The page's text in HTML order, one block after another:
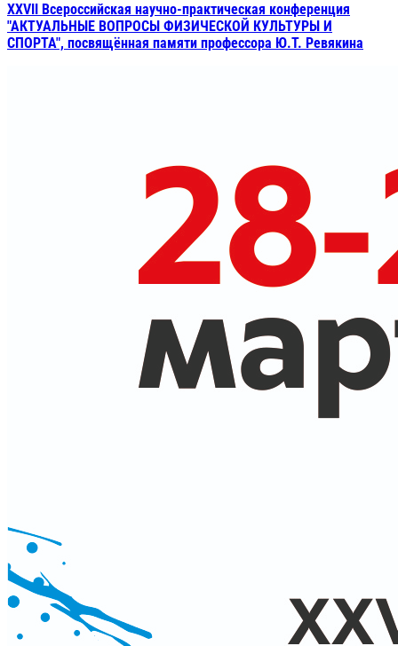
XXVII Всероссийская научно-практическая конференция
"АКТУАЛЬНЫЕ ВОПРОСЫ ФИЗИЧЕСКОЙ КУЛЬТУРЫ И
СПОРТА", посвящённая памяти профессора Ю.Т. Ревякина